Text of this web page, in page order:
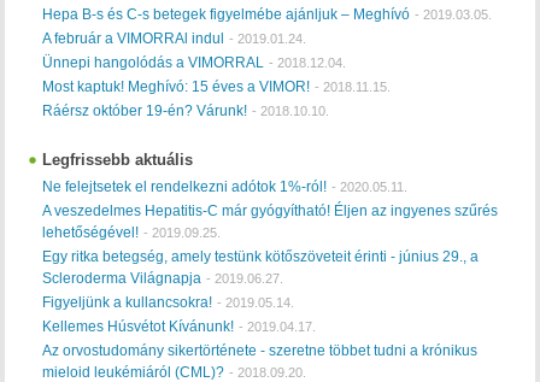
Hepa B-s és C-s betegek figyelmébe ajánljuk – Meghívó - 2019.03.05.
A február a VIMORRAl indul - 2019.01.24.
Ünnepi hangolódás a VIMORRAL - 2018.12.04.
Most kaptuk! Meghívó: 15 éves a VIMOR! - 2018.11.15.
Ráérsz október 19-én? Várunk! - 2018.10.10.
Legfrissebb aktuális
Ne felejtsetek el rendelkezni adótok 1%-ról! - 2020.05.11.
A veszedelmes Hepatitis-C már gyógyítható! Éljen az ingyenes szűrés
lehetőségével! - 2019.09.25.
Egy ritka betegség, amely testünk kötőszöveteit érinti - június 29., a
Scleroderma Világnapja - 2019.06.27.
Figyeljünk a kullancsokra! - 2019.05.14.
Kellemes Húsvétot Kívánunk! - 2019.04.17.
Az orvostudomány sikertörténete - szeretne többet tudni a krónikus
mieloid leukémiáról (CML)? - 2018.09.20.